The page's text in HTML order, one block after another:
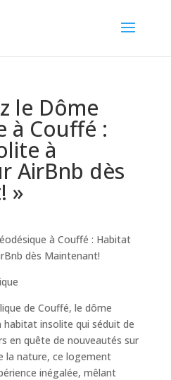
le Dôme
à Couffé :
à
AirBnb dès
»
à Couffé : Habitat
dès Maintenant!
de Couffé, le dôme
insolite qui séduit de
en quête de nouveautés sur
la nature, ce logement
inégalée, mêlant